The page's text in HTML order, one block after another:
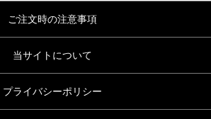
ご注文時の注意事項
当サイトについて
プライバシーポリシー